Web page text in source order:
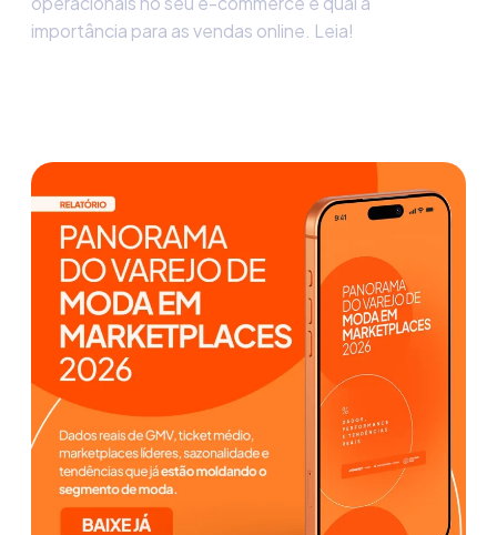
importância para as vendas online. Leia!